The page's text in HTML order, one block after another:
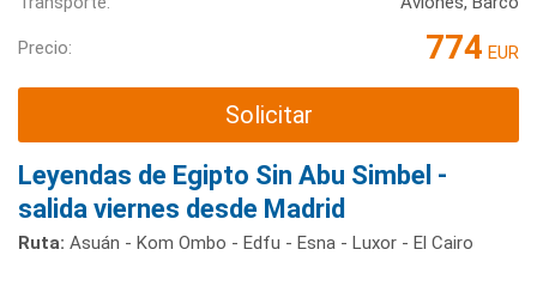
Precio: 774 EUR
Solicitar
Leyendas de Egipto Sin Abu Simbel -
salida viernes desde Madrid
Ruta: Asuán - Kom Ombo - Edfu - Esna - Luxor - El Cairo